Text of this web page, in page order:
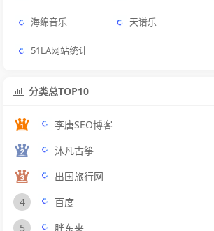
海绵音乐 天谱乐
51LA网站统计
分类总TOP10
李唐SEO博客
沐凡古筝
出国旅行网
4 百度
5 胖东来